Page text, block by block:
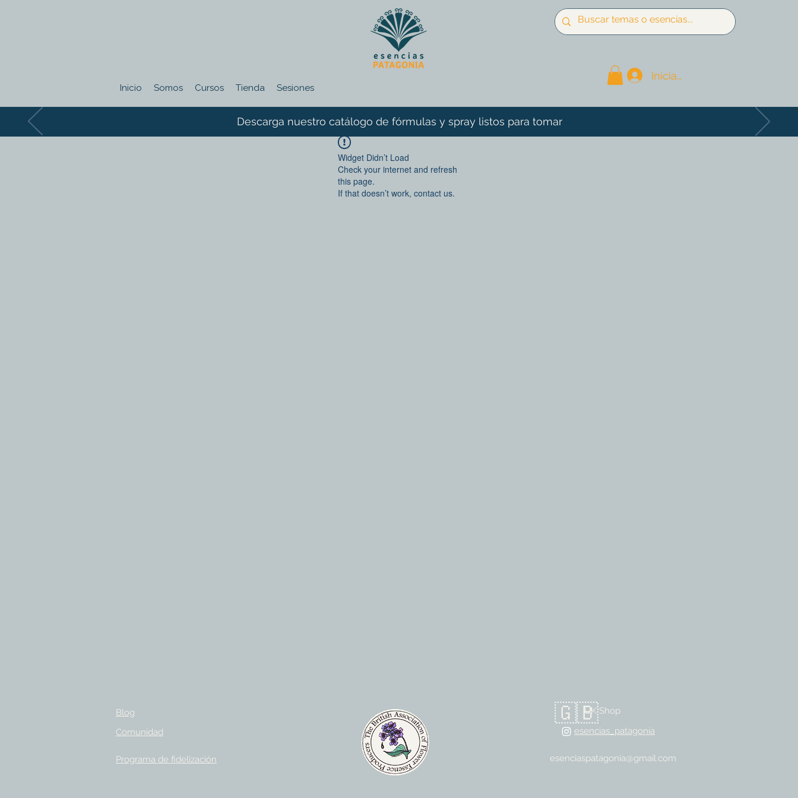
Inicio Somos Cursos Tienda Sesiones
Iniciar sesión
Descarga nuestro catálogo de fórmulas y spray listos para tomar
Widget Didn’t Load
Check your internet and refresh
this page.
If that doesn’t work, contact us.
Blog
Comunidad
Programa de fidelización
esencias_patagonia
🇬🇧UK Shop
esenciaspatagonia@gmail.com